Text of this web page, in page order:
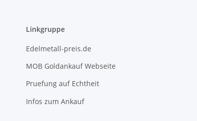
Linkgruppe
Edelmetall-preis.de
MOB Goldankauf Webseite
Pruefung auf Echtheit
Infos zum Ankauf